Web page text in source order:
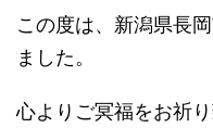
この度は、新潟県長
ました。
心よりご冥福をお祈り